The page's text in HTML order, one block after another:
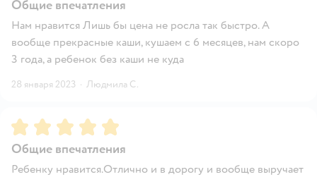
Общие впечатления
Нам нравится Лишь бы цена не росла так быстро. А
вообще прекрасные каши, кушаем с 6 месяцев, нам скоро
3 года, а ребенок без каши не куда
28 января 2023 · Людмила С.
Рейтинг:5
Общие впечатления
Ребенку нравится.Отлично и в дорогу и вообще выручает